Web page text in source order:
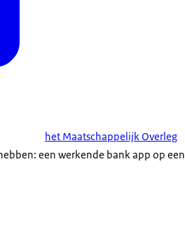
het Maatschappelijk Overleg
een werkende bank app op een